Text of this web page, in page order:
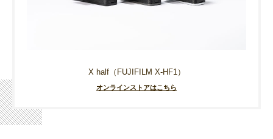
X half（FUJIFILM X-HF1）
オンラインストアはこちら